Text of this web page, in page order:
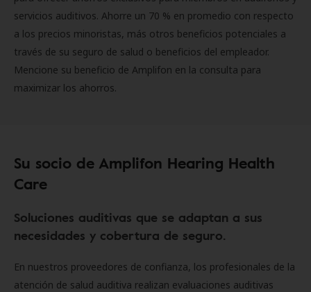
servicios auditivos. Ahorre un 70 % en promedio con respecto
a los precios minoristas, más otros beneficios potenciales a
través de su seguro de salud o beneficios del empleador.
Mencione su beneficio de Amplifon en la consulta para
maximizar los ahorros.
Su socio de Amplifon Hearing Health
Care
Soluciones auditivas que se adaptan a sus
necesidades y cobertura de seguro.
En nuestros proveedores de confianza, los profesionales de la
atención de salud auditiva realizan evaluaciones auditivas